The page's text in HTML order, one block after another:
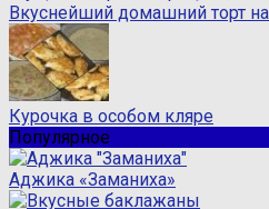
Вкуснейший домашний торт
Курочка в особом кляре
Популярное
Аджика «Заманиха»